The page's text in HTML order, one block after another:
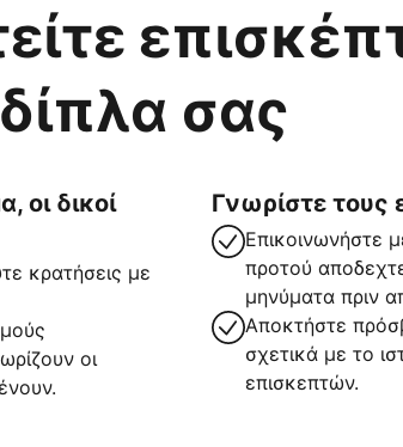
σας
οι δικοί
κρατήσεις με
οι
Γνωρίστε τους
Επικοινωνήστε
προτού
μηνύματα πριν
Αποκτήστε
σχετικά με το
επισκεπτών.